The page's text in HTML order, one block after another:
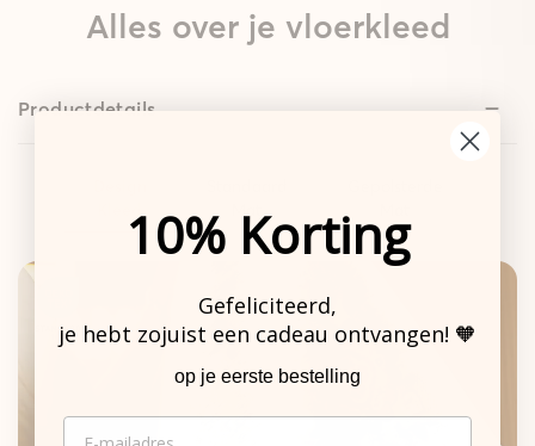
De sterke basis.
Alles over je vloerkleed
Productdetails
10% Korting
Gefeliciteerd,
je hebt zojuist een cadeau ontvangen! 🧡
op je eerste bestelling
EMAIL